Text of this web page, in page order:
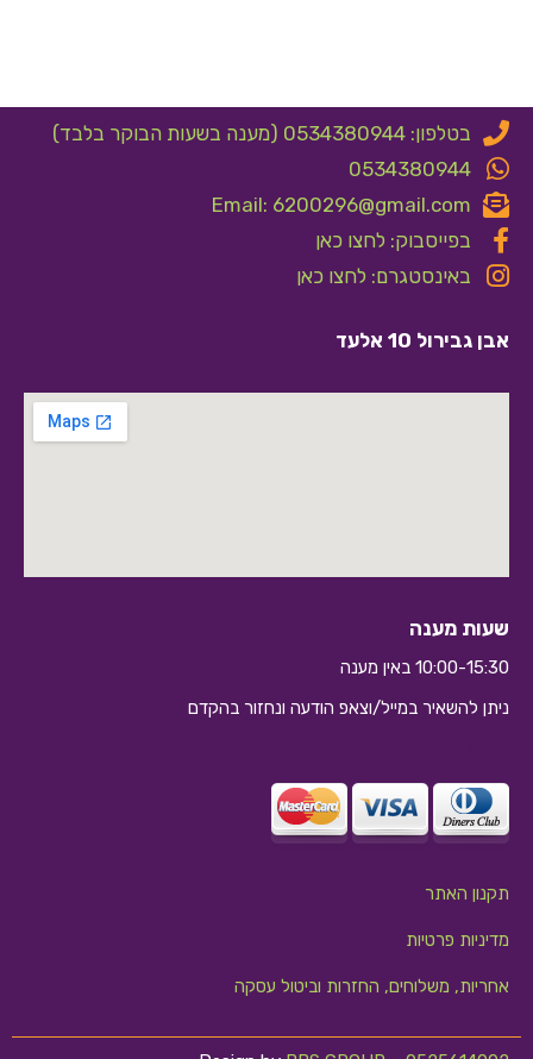
בטלפון: 0534380944 (מענה בשעות הבוקר בלבד)
0534380944
Email: 6200296@gmail.com
בפייסבוק: לחצו כאן
באינסטגרם: לחצו כאן
אבן גבירול 10 אלעד
שעות מענה
10:00-15:30 באין מענה
ניתן להשאיר במייל/וצאפ הודעה ונחזור בהקדם
תקנון האתר
מדיניות פרטיות
אחריות, משלוחים, החזרות וביטול עסקה